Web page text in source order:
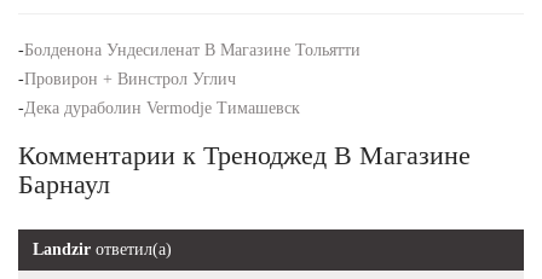
-Болденона Ундесиленат В Магазине Тольятти
-Провирон + Винстрол Углич
-Дека дураболин Vermodje Тимашевск
Комментарии к Треноджед В Магазине
Барнаул
Landzir ответил(а)